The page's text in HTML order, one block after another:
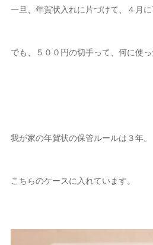
一旦、年賀状入れに片づけて、４月に
でも、５００円の切手って、何に使
我が家の年賀状の保管ルールは３年。
こちらのケースに入れています。